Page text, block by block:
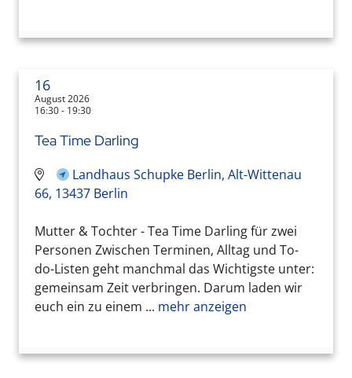
16
August 2026
16:30 - 19:30
Tea Time Darling
Landhaus Schupke Berlin, Alt-Wittenau
66, 13437 Berlin
Mutter & Tochter - Tea Time Darling für zwei
Personen Zwischen Terminen, Alltag und To-
do-Listen geht manchmal das Wichtigste unter:
gemeinsam Zeit verbringen. Darum laden wir
euch ein zu einem ... mehr anzeigen